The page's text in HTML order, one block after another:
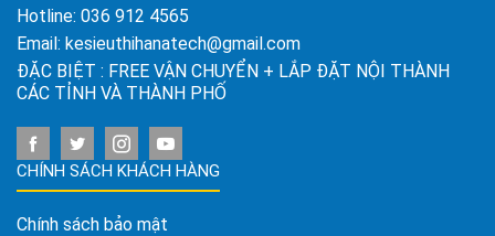
Hotline: 036 912 4565
Email: kesieuthihanatech@gmail.com
ĐẶC BIỆT : FREE VẬN CHUYỂN + LẮP ĐẶT NỘI THÀNH
CÁC TỈNH VÀ THÀNH PHỐ
CHÍNH SÁCH KHÁCH HÀNG
Chính sách bảo mật